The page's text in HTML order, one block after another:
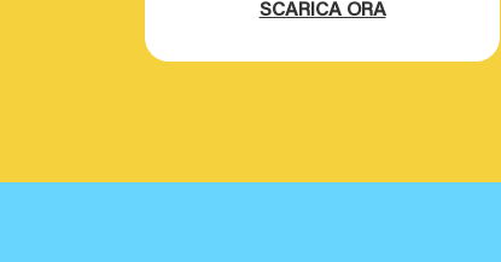
SCARICA ORA